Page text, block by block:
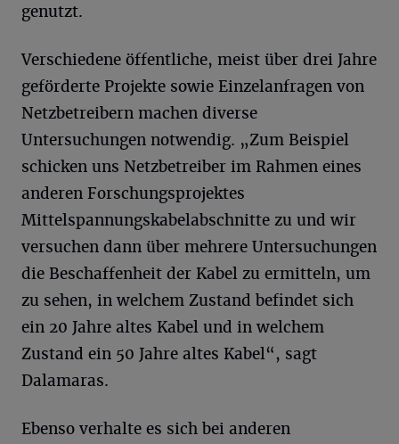
genutzt.
Verschiedene öffentliche, meist über drei Jahre
geförderte Projekte sowie Einzelanfragen von
Netzbetreibern machen diverse
Untersuchungen notwendig. „Zum Beispiel
schicken uns Netzbetreiber im Rahmen eines
anderen Forschungsprojektes
Mittelspannungskabelabschnitte zu und wir
versuchen dann über mehrere Untersuchungen
die Beschaffenheit der Kabel zu ermitteln, um
zu sehen, in welchem Zustand befindet sich
ein 20 Jahre altes Kabel und in welchem
Zustand ein 50 Jahre altes Kabel“, sagt
Dalamaras.
Ebenso verhalte es sich bei anderen